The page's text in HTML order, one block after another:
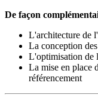
De façon
L'architecture de
La conception
L'optimisation de
La mise en place
référencement